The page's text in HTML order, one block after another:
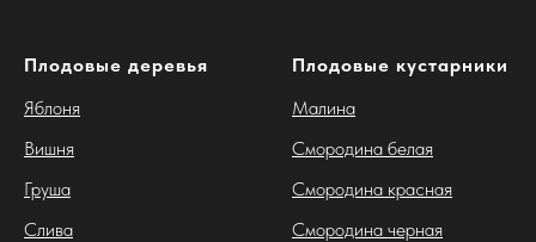
Плодовые деревья
Яблоня
Вишня
Груша
Слива
Плодовые кустарники
Малина
Смородина белая
Смородина красная
Смородина черная